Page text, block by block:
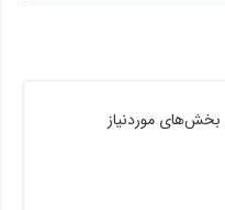
بخش‌های موردنیاز